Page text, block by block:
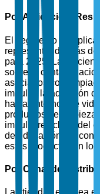
Por Aplicación:
El segmento de
representando más
para 2025. La
sobre la
asociados con
impulsa la adopción
hacia entornos de
productos de limpieza
impulsores clave del
de educación del
estos productos en los
Por Canal de